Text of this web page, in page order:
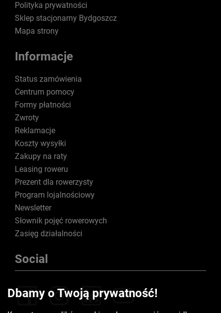
Polityka prywatności
Sklep stacjonarny Bydgoszcz
Mapa strony
Informacje
Status zamówienia
Centrum pomocy
Formy płatności
Zwroty
Reklamacje
Koszty wysyłki
Zakupy na raty
Leasing roweru
Prezent dla rowerzysty
Program lojalnościowy
Newsletter
Słownik pojęć rowerowych
Zasięg działalności
Social
Dbamy o Twoją prywatność!